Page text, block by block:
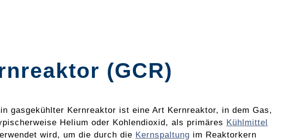
(GCR)
gasgekühlter Kernreaktor ist eine Art Kernreaktor, in dem Gas,
Helium oder Kohlendioxid, als primäres Kühlmittel
wird, um die durch die Kernspaltung im Reaktorkern